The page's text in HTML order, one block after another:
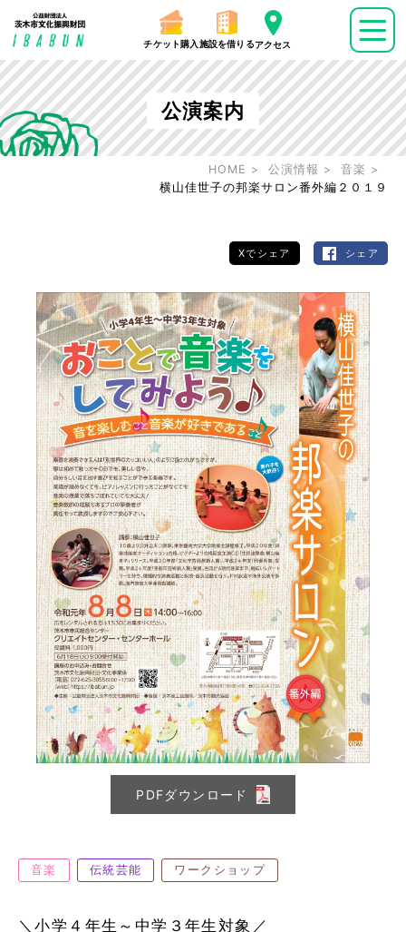
チケット購入 施設を借りるアクセス
公演案内
HOME 公演情報
音楽
横山佳世子の邦楽サロン番外編２０１９
Xでシェア シェア
PDFダウンロード
音楽 伝統芸能 ワークショップ
＼小学４年生～中学３年生対象／